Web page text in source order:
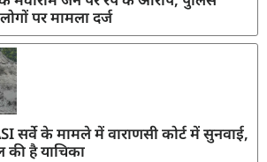
पर मामला दर्ज
सर्वे के मामले में वाराणसी कोर्ट में सुनवाई,
की है याचिका